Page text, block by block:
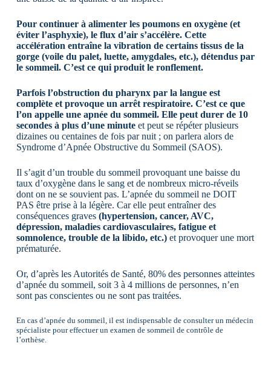
Pour continuer à alimenter les poumons en oxygène (et
éviter l’asphyxie), le flux d’air s’accélère. Cette
accélération entraîne la vibration de certains tissus de la
gorge (voile du palet, luette, amygdales, etc.), détendus par
le sommeil. C’est ce qui produit le ronflement.
Parfois l’obstruction du pharynx par la langue est
complète et provoque un arrêt respiratoire. C’est ce que
l’on appelle une apnée du sommeil. Elle peut durer de 10
secondes à plus d’une minuteet peut se répéter plusieurs
dizaines ou centaines de fois par nuit ; on parlera alors de
Syndrome d’Apnée Obstructive du Sommeil (SAOS).
Il s’agit d’un trouble du sommeil provoquant une baisse du
taux d’oxygène dans le sang et de nombreux micro-réveils
dont on ne se souvient pas. L’apnée du sommeil ne DOIT
PAS être prise à la légère. Car elle peut entraîner des
conséquences graves (hypertension, cancer, AVC,
dépression, maladies cardiovasculaires, fatigue et
somnolence, trouble de la libido, etc.)et provoquer une mort
prématurée.
Or, d’après les Autorités de Santé, 80% des personnes atteintes
d’apnée du sommeil, soit 3 à 4 millions de personnes, n’en
sont pas conscientes ou ne sont pas traitées.
En cas d’apnée du sommeil, il est indispensable de consulter un médecin
spécialiste pour effectuer un examen de sommeil de contrôle de
l’orthèse.